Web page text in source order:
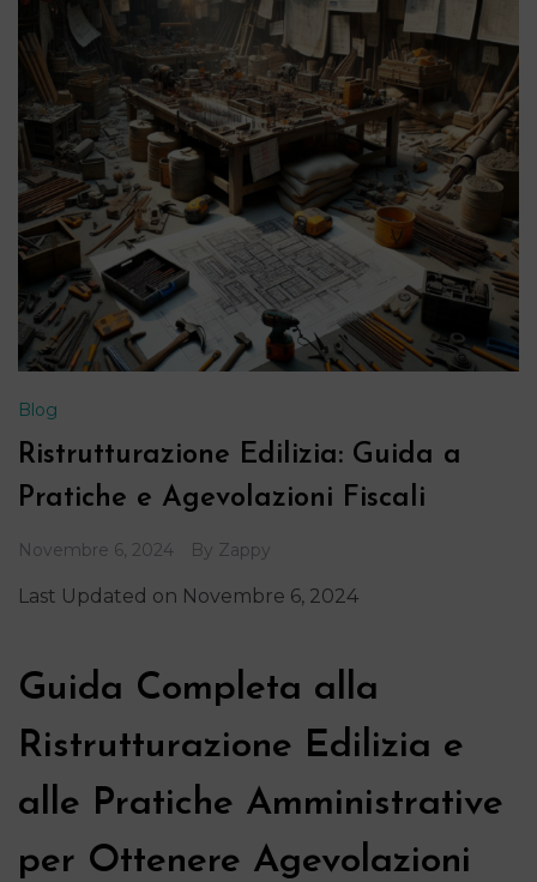
Blog
Ristrutturazione Edilizia: Guida a
Pratiche e Agevolazioni Fiscali
Novembre 6, 2024 By Zappy
Last Updated on Novembre 6, 2024
Guida Completa alla
Ristrutturazione Edilizia e
alle Pratiche Amministrative
per Ottenere Agevolazioni